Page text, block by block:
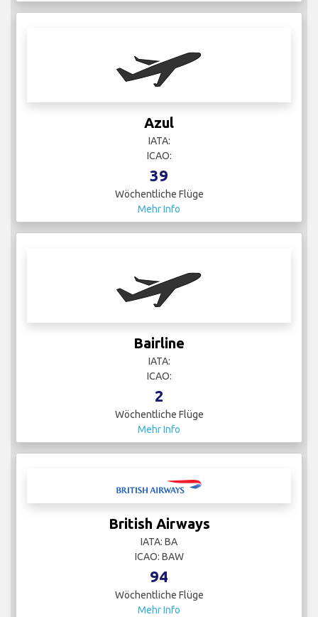
Azul
IATA:
ICAO:
39
Wöchentliche Flüge
Mehr Info
Bairline
IATA:
ICAO:
2
Wöchentliche Flüge
Mehr Info
British Airways
IATA: BA
ICAO: BAW
94
Wöchentliche Flüge
Mehr Info